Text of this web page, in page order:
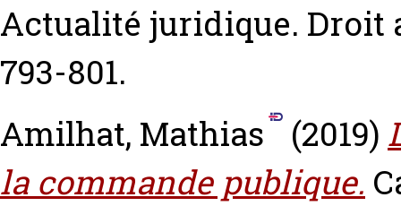
Actualité juridique. Droit
793-801.
Amilhat, Mathias
(2019)
la commande publique.